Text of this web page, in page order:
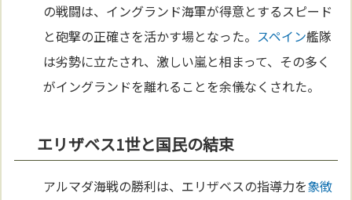
の戦闘は、イングランド海軍が得意とするスピード
と砲撃の正確さを活かす場となった。 スペイン艦隊
は劣勢に立たされ、激しい嵐と相まって、その多く
がイングランドを離れることを余儀なくされた。
エリザベス1世と国民の結束
アルマダ海戦の勝利は、エリザベスの指導力を象徴